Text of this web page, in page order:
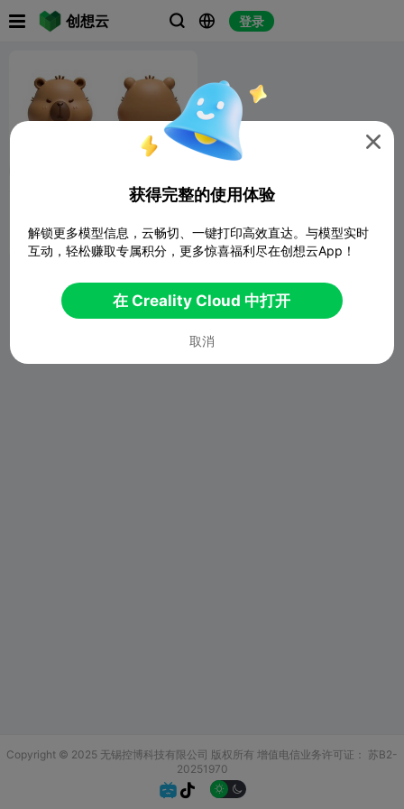
创想云   登录
LN  526 44
Copyright © 2025 无锡控博科技有限公司 版权所有 增值电信业务许可证： 苏B2-
20251970
 

获得完整的使用体验
解锁更多模型信息，云畅切、一键打印高效直达。与模型实时
互动，轻松赚取专属积分，更多惊喜福利尽在创想云App！
在 Creality Cloud 中打开
取消